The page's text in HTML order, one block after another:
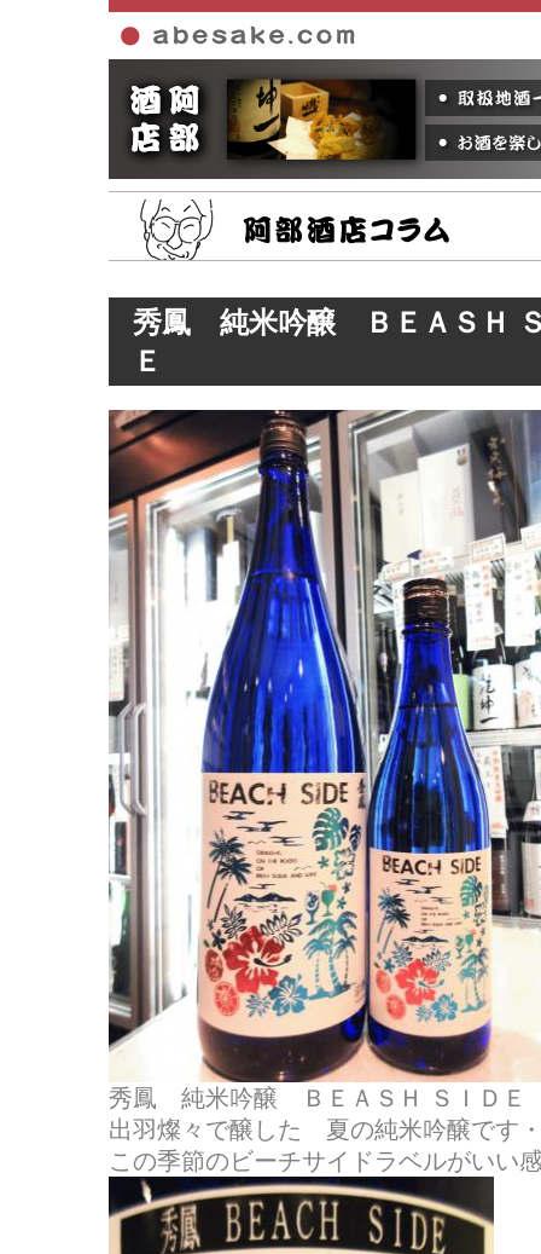
秀鳳 純米吟醸 ＢＥＡＳＨ
Ｅ
秀鳳 純米吟醸 ＢＥＡＳＨ ＳＩＤ
出羽燦々で醸した 夏の純米吟醸です
この季節のビーチサイドラベルがい